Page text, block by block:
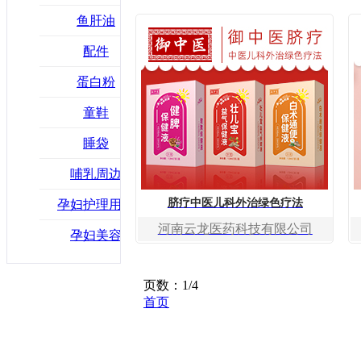
鱼肝油
配件
蛋白粉
童鞋
睡袋
哺乳周边
孕妇护理用品
孕妇美容
脐疗中医儿科外治绿色疗法
河南云龙医药科技有限公司
页数：1/4
首页